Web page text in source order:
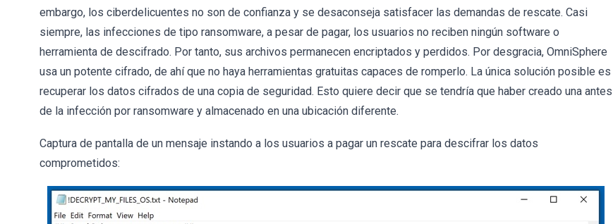
embargo, los ciberdelicuentes no son de confianza y se desaconseja satisfacer las demandas de rescate. Casi
siempre, las infecciones de tipo ransomware, a pesar de pagar, los usuarios no reciben ningún software o
herramienta de descifrado. Por tanto, sus archivos permanecen encriptados y perdidos. Por desgracia, OmniSphere
usa un potente cifrado, de ahí que no haya herramientas gratuitas capaces de romperlo. La única solución posible es
recuperar los datos cifrados de una copia de seguridad. Esto quiere decir que se tendría que haber creado una antes
de la infección por ransomware y almacenado en una ubicación diferente.
Captura de pantalla de un mensaje instando a los usuarios a pagar un rescate para descifrar los datos
comprometidos: